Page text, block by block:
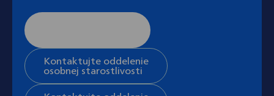
Kontaktujte oddelenie
osobnej starostlivosti